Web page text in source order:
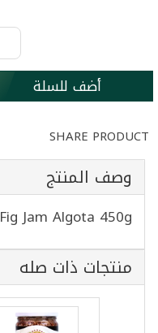
أضف للسلة
SHARE PRODUCT
وصف المنتج
Fig Jam Algota 450g | مربى تين الغوطة 450غ
منتجات ذات صله